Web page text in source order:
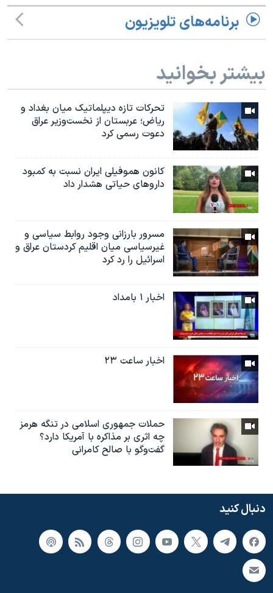
برنامه‌های تلویزیون
بیشتر بخوانید
تحرکات تازه دیپلماتیک میان بغداد و
ریاض؛ عربستان از نخست‌وزیر عراق
دعوت رسمی کرد
کانون هموفیلی ایران نسبت به کمبود
داروهای حیاتی هشدار داد
مسرور بارزانی وجود روابط سیاسی و
غیرسیاسی میان اقلیم کردستان عراق و
اسرائيل را رد کرد
اخبار ۱ بامداد
اخبار ساعت ۲۳
حملات جمهوری اسلامی در تنگه هرمز
چه اثری بر مذاکره با آمریکا دارد؟
گفت‌وگو با صالح کامرانی
دنبال کنید